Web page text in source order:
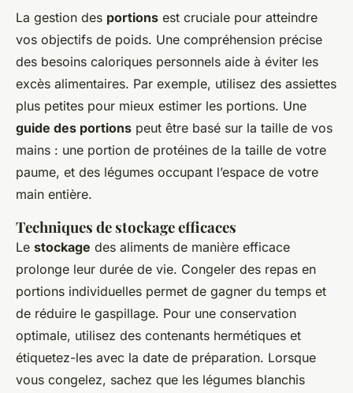
La gestion des portions est cruciale pour atteindre
vos objectifs de poids. Une compréhension précise
des besoins caloriques personnels aide à éviter les
excès alimentaires. Par exemple, utilisez des assiettes
plus petites pour mieux estimer les portions. Une
guide des portions peut être basé sur la taille de vos
mains : une portion de protéines de la taille de votre
paume, et des légumes occupant l’espace de votre
main entière.
Techniques de stockage efficaces
Le stockage des aliments de manière efficace
prolonge leur durée de vie. Congeler des repas en
portions individuelles permet de gagner du temps et
de réduire le gaspillage. Pour une conservation
optimale, utilisez des contenants hermétiques et
étiquetez-les avec la date de préparation. Lorsque
vous congelez, sachez que les légumes blanchis